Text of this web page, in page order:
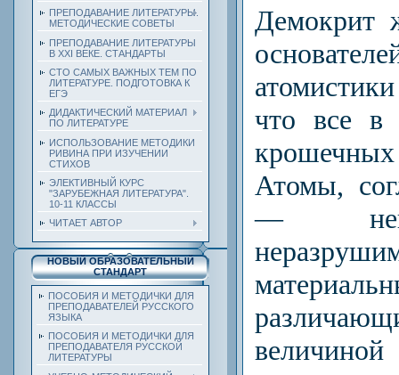
ПРЕПОДАВАНИЕ ЛИТЕРАТУРЫ.
МЕТОДИЧЕСКИЕ СОВЕТЫ
ПРЕПОДАВАНИЕ ЛИТЕРАТУРЫ
В XXI ВЕКЕ. СТАНДАРТЫ
СТО САМЫХ ВАЖНЫХ ТЕМ ПО
ЛИТЕРАТУРЕ. ПОДГОТОВКА К
ЕГЭ
ДИДАКТИЧЕСКИЙ МАТЕРИАЛ
ПО ЛИТЕРАТУРЕ
ИСПОЛЬЗОВАНИЕ МЕТОДИКИ
РИВИНА ПРИ ИЗУЧЕНИИ
СТИХОВ
ЭЛЕКТИВНЫЙ КУРС
"ЗАРУБЕЖНАЯ ЛИТЕРАТУРА".
10-11 КЛАССЫ
ЧИТАЕТ АВТОР
НОВЫЙ ОБРАЗОВАТЕЛЬНЫЙ
СТАНДАРТ
ПОСОБИЯ И МЕТОДИЧКИ ДЛЯ
ПРЕПОДАВАТЕЛЕЙ РУССКОГО
ЯЗЫКА
ПОСОБИЯ И МЕТОДИЧКИ ДЛЯ
ПРЕПОДАВАТЕЛЯ РУССКОЙ
ЛИТЕРАТУРЫ
Демокрит
что все в
Атомы,
—